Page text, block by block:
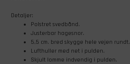
Detaljer:
​Polstret svedbånd.
Justerbar hagesnor.
5,5 cm. bred skygge hele vejen rundt.
Lufthuller med net i pulden.
Skjult lomme indvendig i pulden.